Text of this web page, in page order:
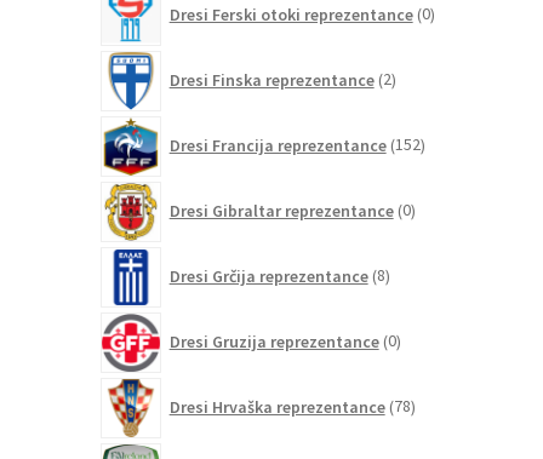
Dresi Ferski otoki reprezentance 0izdelkov
Dresi Finska reprezentance 2izdelka
Dresi Francija reprezentance 152izdelkov
Dresi Gibraltar reprezentance 0izdelkov
Dresi Grčija reprezentance 8izdelkov
Dresi Gruzija reprezentance 0izdelkov
Dresi Hrvaška reprezentance 78izdelkov